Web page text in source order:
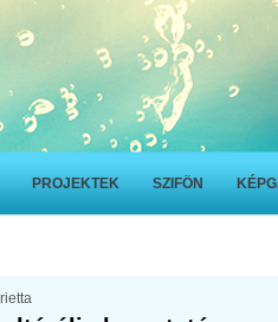
PROJEKTEK SZIFÖN